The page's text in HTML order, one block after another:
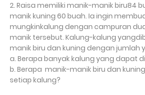
2. Raisa memiliki manik-manik biru84
manik kuning 60 buah. Ia ingin
mungkinkalung dengan campuran
manik tersebut. Kalung-kalung
manik biru dan kuning dengan jumlah
a. Berapa banyak kalung yang dapat
b. Berapa manik-manik biru dan
setiap kalung?